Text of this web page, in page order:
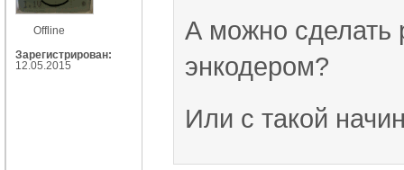
Offline
Зарегистрирован:
12.05.2015
А можно сделать
энкодером?
Или с такой